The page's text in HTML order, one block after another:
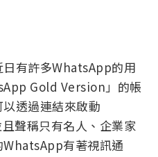
日有許多WhatsApp的用
Gold Version」的帳
透過連結來啟動
聲稱只有名人、企業家
有著視訊通